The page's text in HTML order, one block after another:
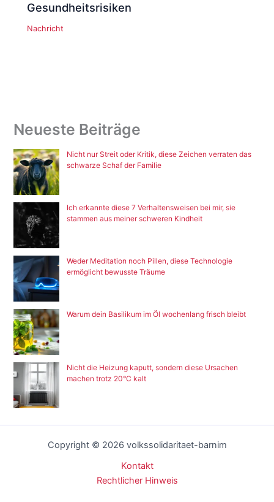
Gesundheitsrisiken
Nachricht
Neueste Beiträge
Nicht nur Streit oder Kritik, diese Zeichen verraten das
schwarze Schaf der Familie
Ich erkannte diese 7 Verhaltensweisen bei mir, sie
stammen aus meiner schweren Kindheit
Weder Meditation noch Pillen, diese Technologie
ermöglicht bewusste Träume
Warum dein Basilikum im Öl wochenlang frisch bleibt
Nicht die Heizung kaputt, sondern diese Ursachen
machen trotz 20°C kalt
Copyright © 2026 volkssolidaritaet-barnim
Kontakt
Rechtlicher Hinweis